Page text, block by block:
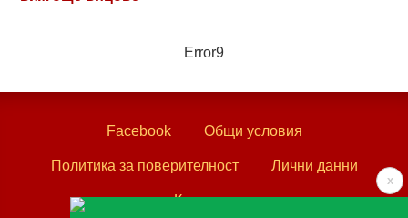
Error9
x
Facebook Общи условия
Политика за поверителност Лични данни
Контакти